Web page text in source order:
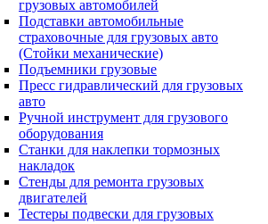
грузовых автомобилей
Подставки автомобильные
страховочные для грузовых авто
(Стойки механические)
Подъемники грузовые
Пресс гидравлический для грузовых
авто
Ручной инструмент для грузового
оборудования
Станки для наклепки тормозных
накладок
Стенды для ремонта грузовых
двигателей
Тестеры подвески для грузовых